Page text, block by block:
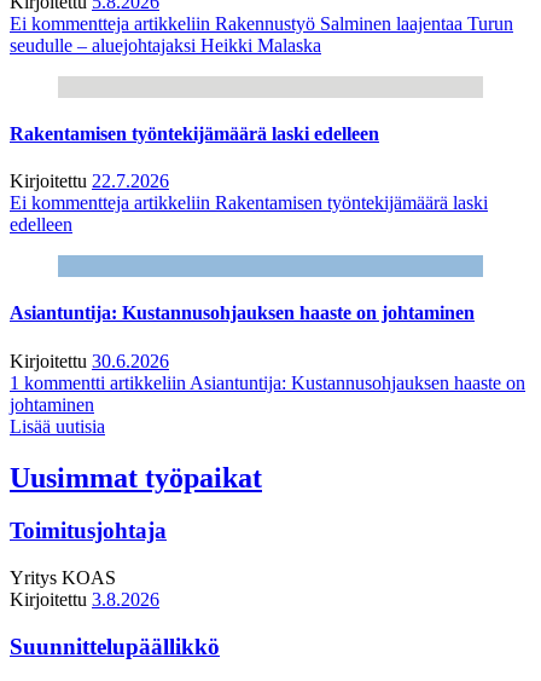
Ei kommentteja artikkeliin Rakennustyö Salminen laajentaa Turun
seudulle – aluejohtajaksi Heikki Malaska
Rakentamisen työntekijämäärä laski edelleen
Kirjoitettu 22.7.2026
Ei kommentteja artikkeliin Rakentamisen työntekijämäärä laski
edelleen
Asiantuntija: Kustannusohjauksen haaste on johtaminen
Kirjoitettu 30.6.2026
1 kommentti artikkeliin Asiantuntija: Kustannusohjauksen haaste on
johtaminen
Lisää uutisia
Uusimmat työpaikat
Toimitusjohtaja
Yritys KOAS
Kirjoitettu 3.8.2026
Suunnittelupäällikkö